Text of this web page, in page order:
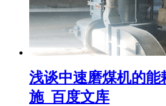
浅谈中速磨煤机的能
施_百度文库